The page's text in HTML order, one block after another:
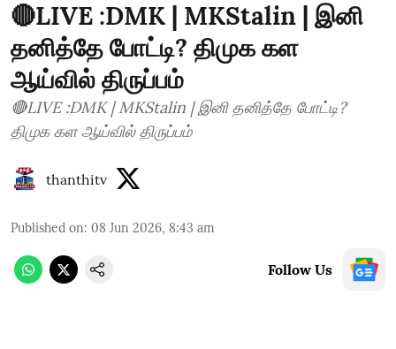
🔴LIVE :DMK | MKStalin | இனி
தனித்தே போட்டி? திமுக கள
ஆய்வில் திருப்பம்
🔴LIVE :DMK | MKStalin | இனி தனித்தே போட்டி?
திமுக கள ஆய்வில் திருப்பம்
thanthitv
Published on: 08 Jun 2026, 8:43 am
Follow Us